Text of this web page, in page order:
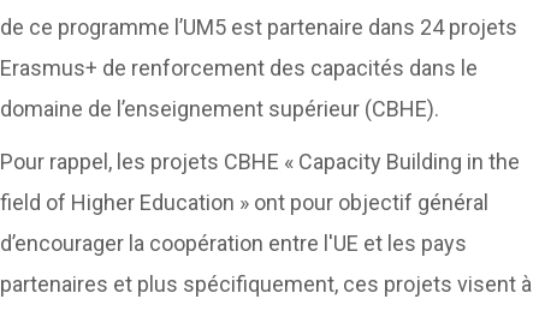
de ce programme l’UM5 est partenaire dans 24 projets
Erasmus+ de renforcement des capacités dans le
domaine de l’enseignement supérieur (CBHE).
Pour rappel, les projets CBHE « Capacity Building in the
field of Higher Education » ont pour objectif général
d’encourager la coopération entre l'UE et les pays
partenaires et plus spécifiquement, ces projets visent à